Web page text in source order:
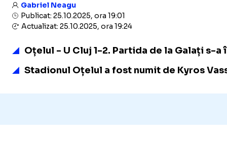
Gabriel Neagu
Publicat: 25.10.2025, ora 19:01
Actualizat: 25.10.2025, ora 19:24
Oțelul - U Cluj 1-2. Partida de la Galați s-
Stadionul Oțelul a fost numit de Kyros